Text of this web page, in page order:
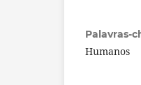
Palavras-
Humanos